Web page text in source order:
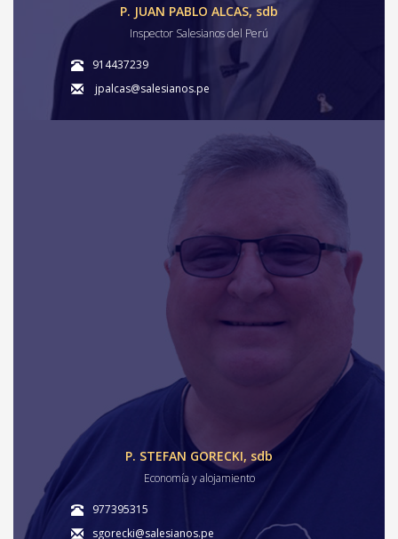
P. JUAN PABLO ALCAS, sdb
Inspector Salesianos del Perú
914437239
jpalcas@salesianos.pe
P. STEFAN GORECKI, sdb
Economía y alojamiento
977395315
sgorecki@salesianos.pe